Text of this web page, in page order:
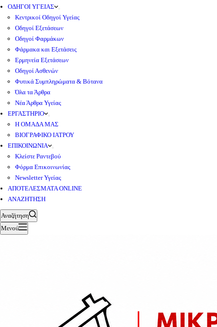
ΟΔΗΓΟΙ ΥΓΕΙΑΣ
Κεντρικοί Οδηγοί Υγείας
Οδηγοί Εξετάσεων
Οδηγοί Φαρμάκων
Φάρμακα και Εξετάσεις
Ερμηνεία Εξετάσεων
Οδηγοί Ασθενών
Φυτικά Συμπληρώματα & Βότανα
Όλα τα Άρθρα
Νέα Άρθρα Υγείας
ΕΡΓΑΣΤΗΡΙΟ
Η ΟΜΑΔΑ ΜΑΣ
ΒΙΟΓΡΑΦΙΚΟ ΙΑΤΡΟΥ
ΕΠΙΚΟΙΝΩΝΙΑ
Κλείστε Ραντεβού
Φόρμα Επικοινωνίας
Newsletter Υγείας
ΑΠΟΤΕΛΕΣΜΑΤΑ ONLINE
ΑΝΑΖΗΤΗΣΗ
Αναζήτηση
Μενού